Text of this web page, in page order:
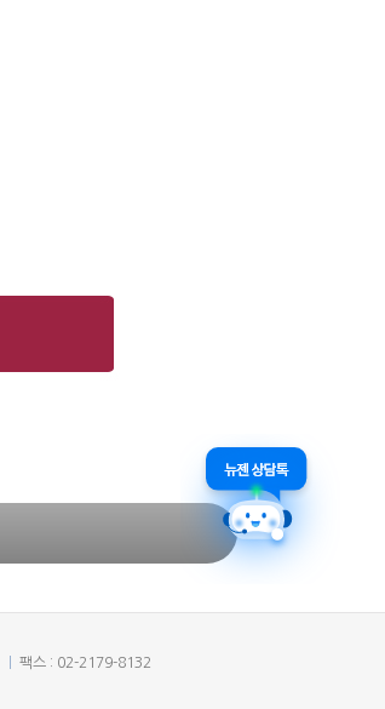
팩스 : 02-2179-8132